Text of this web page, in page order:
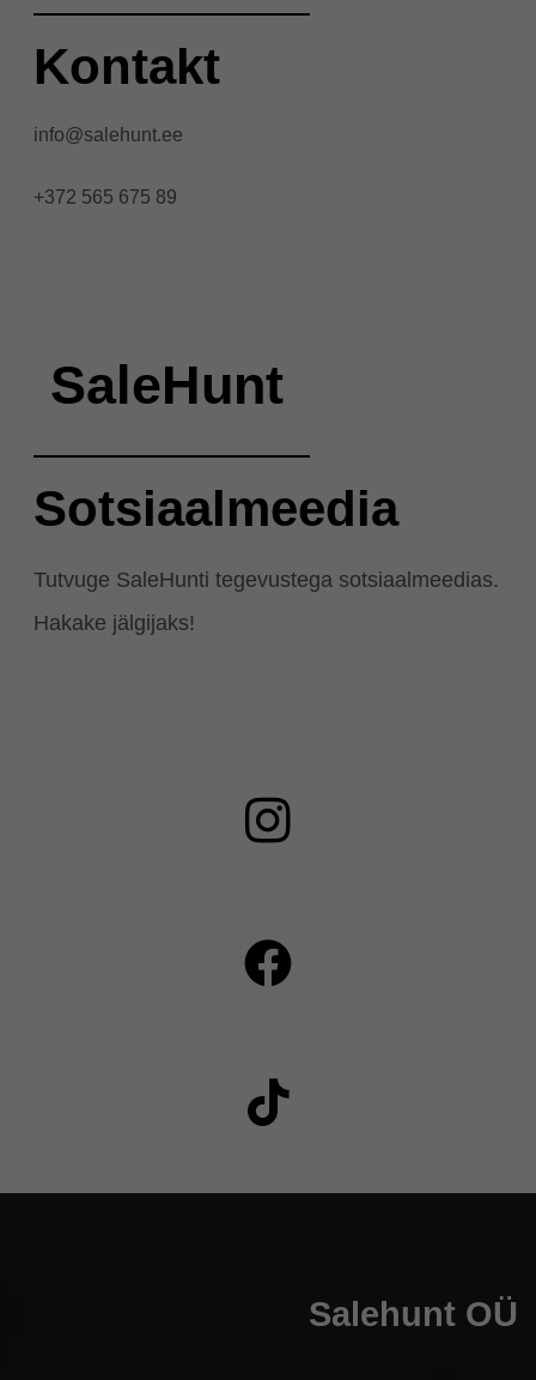
Kontakt
info@salehunt.ee
+372 565 675 89
SaleHunt
Sotsiaalmeedia
Tutvuge SaleHunti tegevustega sotsiaalmeedias.
Hakake jälgijaks!
Salehunt OÜ